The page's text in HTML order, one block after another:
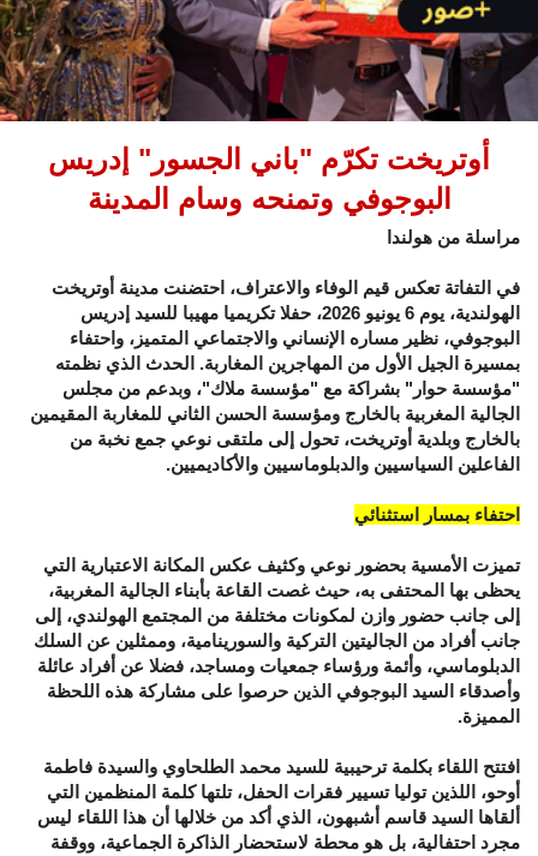
أوتريخت تكرّم "باني الجسور" إدريس
البوجوفي وتمنحه وسام المدينة
مراسلة من هولندا
في التفاتة تعكس قيم الوفاء والاعتراف، احتضنت مدينة أوتريخت
الهولندية، يوم 6 يونيو 2026، حفلا تكريميا مهيبا للسيد إدريس
البوجوفي، نظير مساره الإنساني والاجتماعي المتميز، واحتفاء
بمسيرة الجيل الأول من المهاجرين المغاربة. الحدث الذي نظمته
"مؤسسة حوار" بشراكة مع "مؤسسة ملاك"، وبدعم من مجلس
الجالية المغربية بالخارج ومؤسسة الحسن الثاني للمغاربة المقيمين
بالخارج وبلدية أوتريخت، تحول إلى ملتقى نوعي جمع نخبة من
الفاعلين السياسيين والدبلوماسيين والأكاديميين.
احتفاء بمسار استثنائي
تميزت الأمسية بحضور نوعي وكثيف عكس المكانة الاعتبارية التي
يحظى بها المحتفى به، حيث غصت القاعة بأبناء الجالية المغربية،
إلى جانب حضور وازن لمكونات مختلفة من المجتمع الهولندي، إلى
جانب أفراد من الجاليتين التركية والسورينامية، وممثلين عن السلك
الدبلوماسي، وأئمة ورؤساء جمعيات ومساجد، فضلا عن أفراد عائلة
وأصدقاء السيد البوجوفي الذين حرصوا على مشاركة هذه اللحظة
المميزة.
افتتح اللقاء بكلمة ترحيبية للسيد محمد الطلحاوي والسيدة فاطمة
أوحو، اللذين توليا تسيير فقرات الحفل، تلتها كلمة المنظمين التي
ألقاها السيد قاسم أشبهون، الذي أكد من خلالها أن هذا اللقاء ليس
مجرد احتفالية، بل هو محطة لاستحضار الذاكرة الجماعية، ووقفة